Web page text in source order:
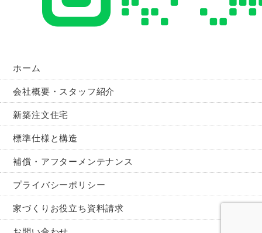
ホーム
会社概要・スタッフ紹介
新築注文住宅
標準仕様と構造
補償・アフターメンテナンス
プライバシーポリシー
家づくりお役立ち資料請求